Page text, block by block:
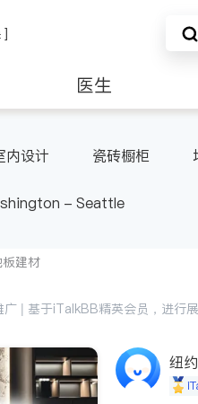
]
医生
内设计 瓷砖橱柜
- Seattle
建材
广 | 基于iTalkBB精英会员，进行